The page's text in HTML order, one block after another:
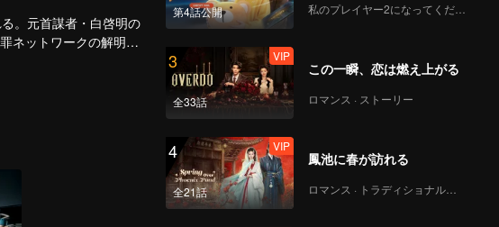
。元首謀者・白啓明の
ネットワークの解明へ
「ハチ犬保護施設」
誘発する。レストラ
第4話公開 私のプレイヤー2になってください
3
全33話
VIP
この一瞬、恋は燃え上がる
ロマンス · ストーリー
4
全21話
VIP
鳳池に春が訪れる
ロマンス · トラディショナル・コスチューム